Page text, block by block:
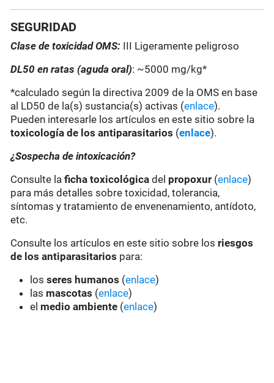
SEGURIDAD
Clase de toxicidad OMS: III Ligeramente peligroso
DL50 en ratas (aguda oral): ~5000 mg/kg*
*calculado según la directiva 2009 de la OMS en base
al LD50 de la(s) sustancia(s) activas (enlace).
Pueden interesarle los artículos en este sitio sobre la
toxicología de los antiparasitarios (enlace).
¿Sospecha de intoxicación?
Consulte laficha toxicológica del propoxur (enlace)
para más detalles sobre toxicidad, tolerancia,
síntomas y tratamiento de envenenamiento, antídoto,
etc.
Consulte los artículos en este sitio sobre los riesgos
de los antiparasitarios para:
losseres humanos (enlace)
las mascotas (enlace)
el medio ambiente (enlace)